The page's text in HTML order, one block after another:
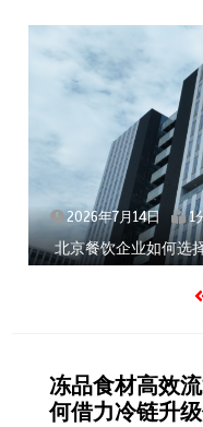
公司？
冻品食材高效
何借力冷链升